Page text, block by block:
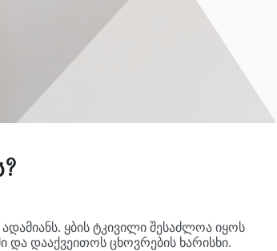
ყბის ტკივილი შესაძლოა იყოს
დააქვეითოს ცხოვრების ხარისხი.